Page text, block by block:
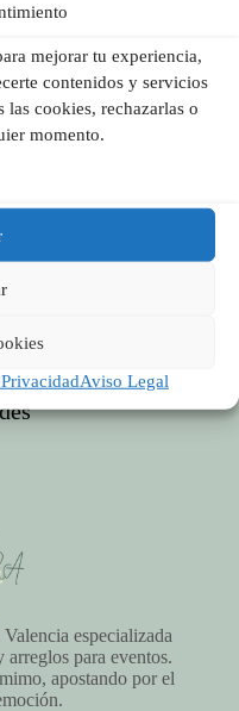
mejorar tu experiencia,
contenidos y servicios
las cookies, rechazarlas o
momento.
Aviso Legal
especializada
para eventos.
apostando por el